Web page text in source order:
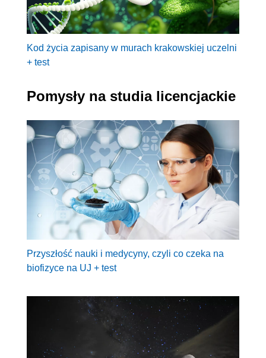
Kod życia zapisany w murach krakowskiej uczelni
+ test
Pomysły na studia licencjackie
Przyszłość nauki i medycyny, czyli co czeka na
biofizyce na UJ + test